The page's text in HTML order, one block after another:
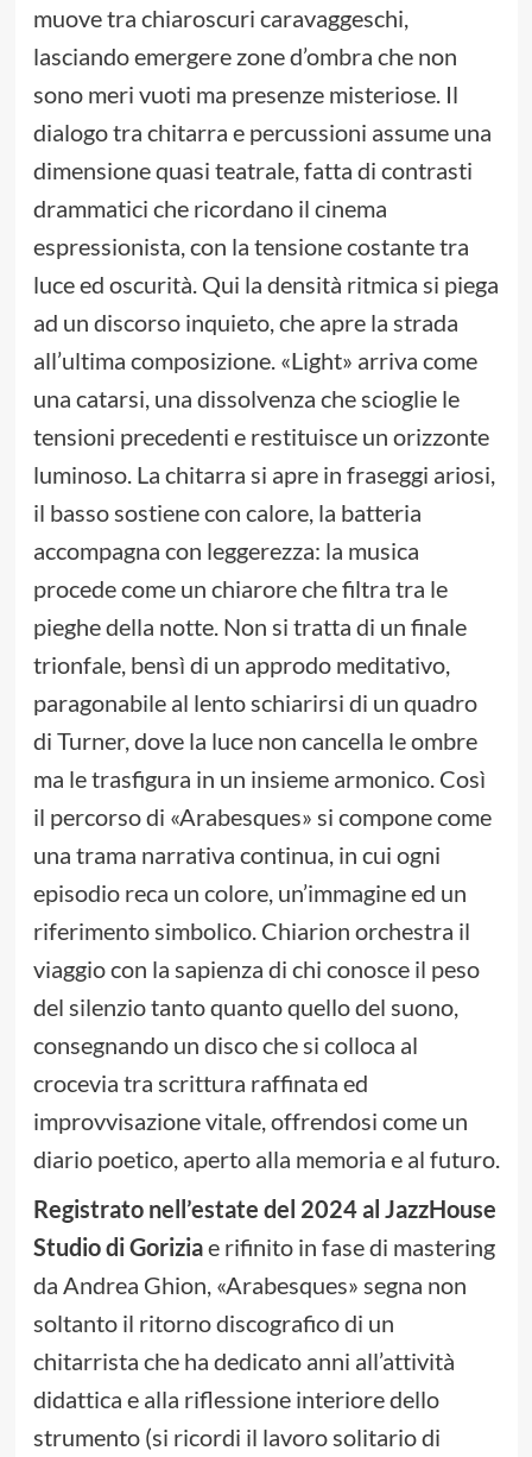
muove tra chiaroscuri caravaggeschi,
lasciando emergere zone d’ombra che non
sono meri vuoti ma presenze misteriose. Il
dialogo tra chitarra e percussioni assume una
dimensione quasi teatrale, fatta di contrasti
drammatici che ricordano il cinema
espressionista, con la tensione costante tra
luce ed oscurità. Qui la densità ritmica si piega
ad un discorso inquieto, che apre la strada
all’ultima composizione. «Light» arriva come
una catarsi, una dissolvenza che scioglie le
tensioni precedenti e restituisce un orizzonte
luminoso. La chitarra si apre in fraseggi ariosi,
il basso sostiene con calore, la batteria
accompagna con leggerezza: la musica
procede come un chiarore che filtra tra le
pieghe della notte. Non si tratta di un finale
trionfale, bensì di un approdo meditativo,
paragonabile al lento schiarirsi di un quadro
di Turner, dove la luce non cancella le ombre
ma le trasfigura in un insieme armonico. Così
il percorso di «Arabesques» si compone come
una trama narrativa continua, in cui ogni
episodio reca un colore, un’immagine ed un
riferimento simbolico. Chiarion orchestra il
viaggio con la sapienza di chi conosce il peso
del silenzio tanto quanto quello del suono,
consegnando un disco che si colloca al
crocevia tra scrittura raffinata ed
improvvisazione vitale, offrendosi come un
diario poetico, aperto alla memoria e al futuro.
Registrato nell’estate del 2024 al JazzHouse
Studio di Goriziae rifinito in fase di mastering
da Andrea Ghion, «Arabesques» segna non
soltanto il ritorno discografico di un
chitarrista che ha dedicato anni all’attività
didattica e alla riflessione interiore dello
strumento (si ricordi il lavoro solitario di